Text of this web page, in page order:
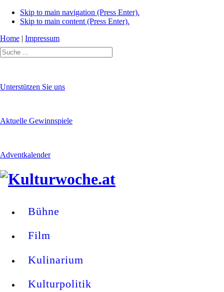
Skip to main navigation (Press Enter).
Skip to main content (Press Enter).
Home | Impressum
Unterstützen Sie uns
Aktuelle Gewinnspiele
Adventkalender
Bühne
Film
Kulinarium
Kulturpolitik